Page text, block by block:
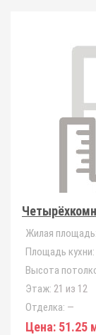
Жилая площадь:
Площадь кухни:
Высота
Этаж: 21 из 12
Отделка: —
Цена: 51.25